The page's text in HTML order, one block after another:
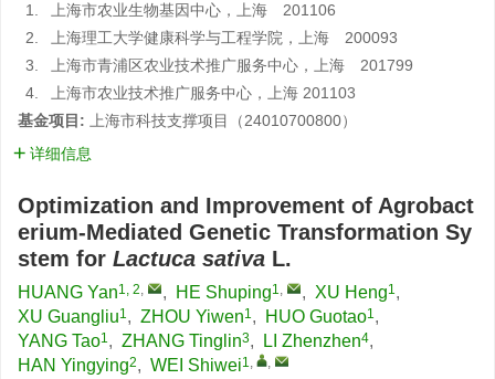
1.
上海市农业生物基因中心，上海 201106
2.
上海理工大学健康科学与工程学院，上海 200093
3.
上海市青浦区农业技术推广服务中心，上海 201799
4.
上海市农业技术推广服务中心，上海 201103
基金项目:
上海市科技支撑项目（24010700800）
详细信息
Optimization and Improvement of Agrobact
erium-Mediated Genetic Transformation Sy
stem for Lactuca sativa L.
HUANG Yan1, 2, , HE Shuping1, , XU Heng1,
XU Guangliu1, ZHOU Yiwen1, HUO Guotao1,
YANG Tao1, ZHANG Tinglin3, LI Zhenzhen4,
HAN Yingying2, WEI Shiwei1, ,